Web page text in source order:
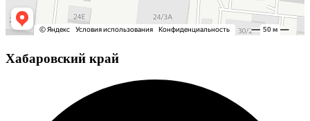
Хабаровский край